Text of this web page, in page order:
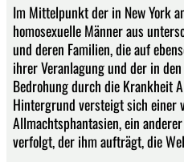
Im Mittelpunkt der in New York
homosexuelle Männer aus
und deren Familien, die auf
ihrer Veranlagung und der in
Bedrohung durch die Krankheit
Hintergrund versteigt sich einer
Allmachtsphantasien, ein
verfolgt, der ihm aufträgt, die